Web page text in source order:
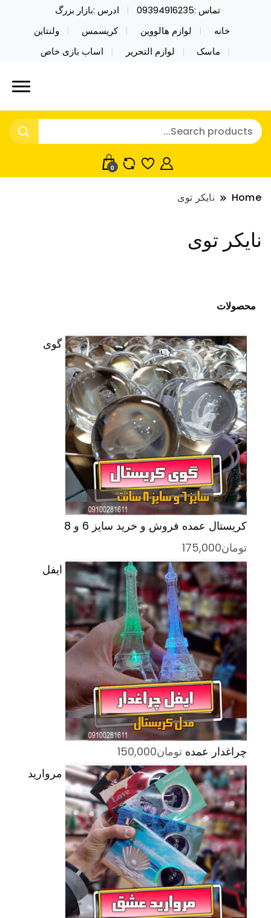
تماس :09394916235
ادرس :بازار بزرگ
خانه
لوازم هالووین کریسمس
ولنتاین
ماسک
لوازم التحریر اساب بازی خاص
نایکر توی فروش عمده لوازم هالووین
ولن تاین کادویی کریسمس اکسسوری
ماسک
خرید محصولات خاص فیجت اسباب بازی تراول ماگ نایکر
توی فروش عمده لوازم هالووین ولن تاین کادویی
کریسمس اکسسوری ماسک در واردات مستقیم
0
Home نایکر توی
نایکر توی
محصولات
گوی
کریستال عمده فروش و خرید سایز 6 و 8
تومان175,000
ایفل
چراغدار عمده تومان150,000
مروارید